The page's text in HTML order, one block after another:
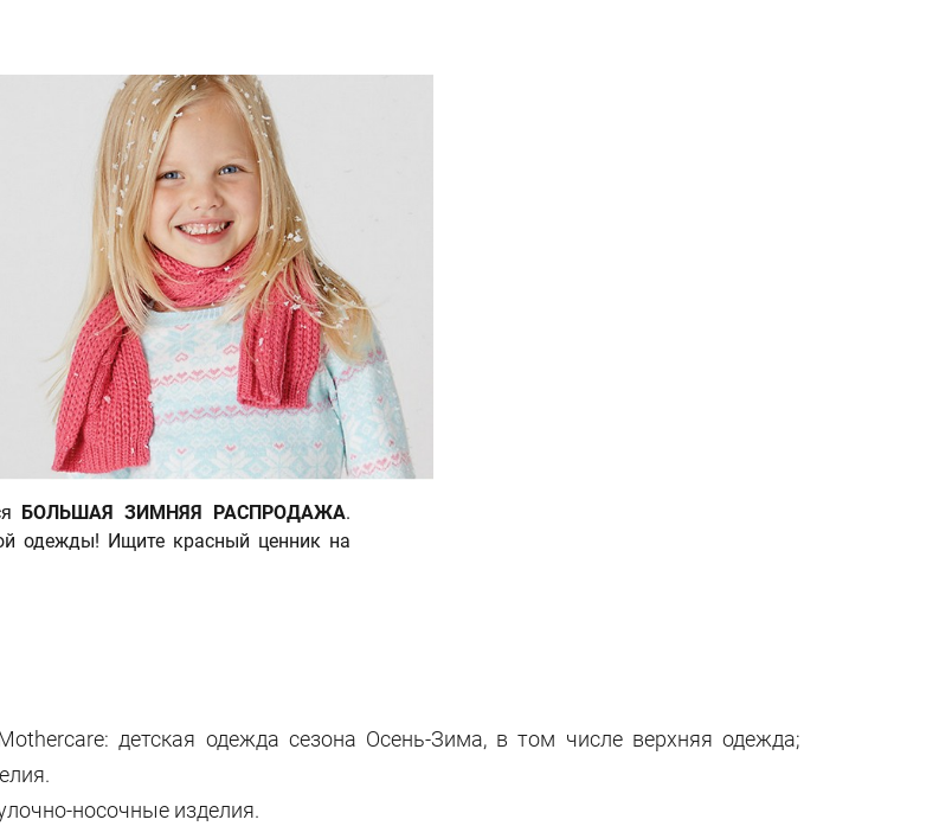
БОЛЬШАЯ ЗИМНЯЯ РАСПРОДАЖА.
одежды! Ищите красный ценник на
детская одежда сезона Осень-Зима, в том числе верхняя одежда;
носочные изделия.